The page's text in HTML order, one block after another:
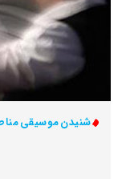
شنیدن موسیقی